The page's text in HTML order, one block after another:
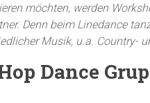
möchten, werden
Denn beim Linedance
Musik, u.a. Country-
Dance